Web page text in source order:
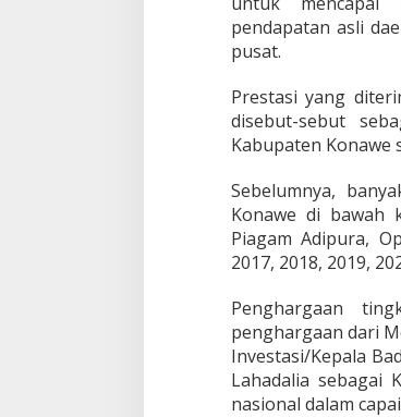
pendapatan asli
pusat.
Prestasi yang
disebut-sebut
Kabupaten Konawe
Sebelumnya,
Konawe di bawah
Piagam Adipura,
2017, 2018, 2019,
Penghargaan
penghargaan dari
Investasi/Kepala
Lahadalia sebagai
nasional dalam